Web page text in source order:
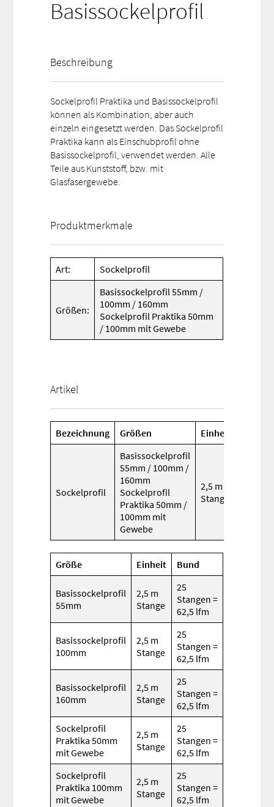
Basissockelprofil
Beschreibung
Sockelprofil Praktika und Basissockelprofil
können als Kombination, aber auch
einzeln eingesetzt werden. Das Sockelprofil
Praktika kann als Einschubprofil ohne
Basissockelprofil, verwendet werden. Alle
Teile aus Kunststoff, bzw. mit
Glasfasergewebe.
Produktmerkmale
Art: Sockelprofil
Größen:
Basissockelprofil 55mm /
100mm / 160mm
Sockelprofil Praktika 50mm
/ 100mm mit Gewebe
Artikel
Bezeichnung Größen Einheit
Sockelprofil
Basissockelprofil
55mm / 100mm /
160mm
Sockelprofil
Praktika 50mm /
100mm mit
Gewebe
2,5 m
Stange
Größe Einheit Bund
Basissockelprofil
55mm
2,5 m
Stange
25
Stangen =
62,5 lfm
Basissockelprofil
100mm
2,5 m
Stange
25
Stangen =
62,5 lfm
Basissockelprofil
160mm
2,5 m
Stange
25
Stangen =
62,5 lfm
Sockelprofil
Praktika 50mm
mit Gewebe
2,5 m
Stange
25
Stangen =
62,5 lfm
Sockelprofil
Praktika 100mm
mit Gewebe
2,5 m
Stange
25
Stangen =
62,5 lfm